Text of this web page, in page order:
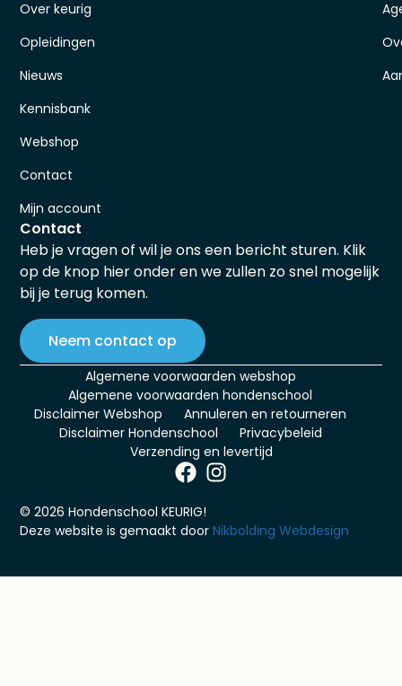
Over keurig
Opleidingen
Nieuws
Kennisbank
Webshop
Contact
Mijn account
Contact
Heb je vragen of wil je ons een bericht sturen. Klik
op de knop hier onder en we zullen zo snel mogelijk
bij je terug komen.
Neem contact op
Algemene voorwaarden webshop
Algemene voorwaarden hondenschool
Disclaimer Webshop
Annuleren en retourneren
Disclaimer Hondenschool
Privacybeleid
Verzending en levertijd
© 2026 Hondenschool KEURIG!
Deze website is gemaakt doorNikbolding Webdesign